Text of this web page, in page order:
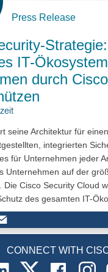
Press Release
Strategie:
IT-
durch
seine Architektur für
integrierten
für Unternehmen jeder
Unternehmen auf der
Die Cisco Security Cloud
des gesamten IT-
Lock-in.
CONNECT WITH